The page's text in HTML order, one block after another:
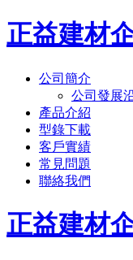
正益建材
公司簡介
公司發展
產品介紹
型錄下載
客戶實績
常見問題
聯絡我們
正益建材